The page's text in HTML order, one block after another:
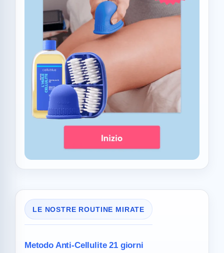
LE NOSTRE ROUTINE MIRATE
Metodo Anti-Cellulite21 giorni